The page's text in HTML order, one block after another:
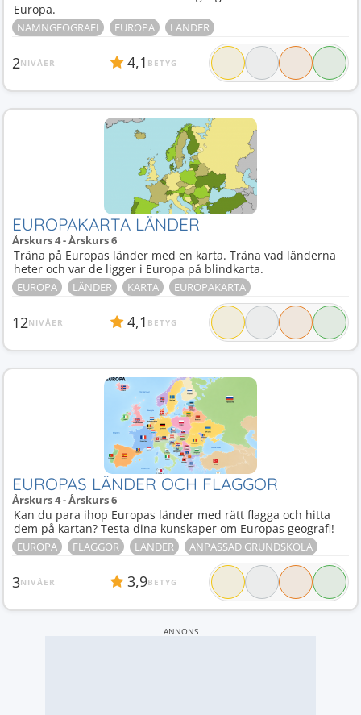
Europa.
NAMNGEOGRAFI EUROPA LÄNDER
2NIVÅER 4,1 BETYG
EUROPAKARTA LÄNDER
Årskurs 4 - Årskurs 6
Träna på Europas länder med en karta. Träna vad länderna
heter och var de ligger i Europa på blindkarta.
EUROPA LÄNDER KARTA EUROPAKARTA
12NIVÅER 4,1 BETYG
EUROPAS LÄNDER OCH FLAGGOR
Årskurs 4 - Årskurs 6
Kan du para ihop Europas länder med rätt flagga och hitta
dem på kartan? Testa dina kunskaper om Europas geografi!
EUROPA FLAGGOR LÄNDER ANPASSAD GRUNDSKOLA
3NIVÅER 3,9BETYG
ANNONS